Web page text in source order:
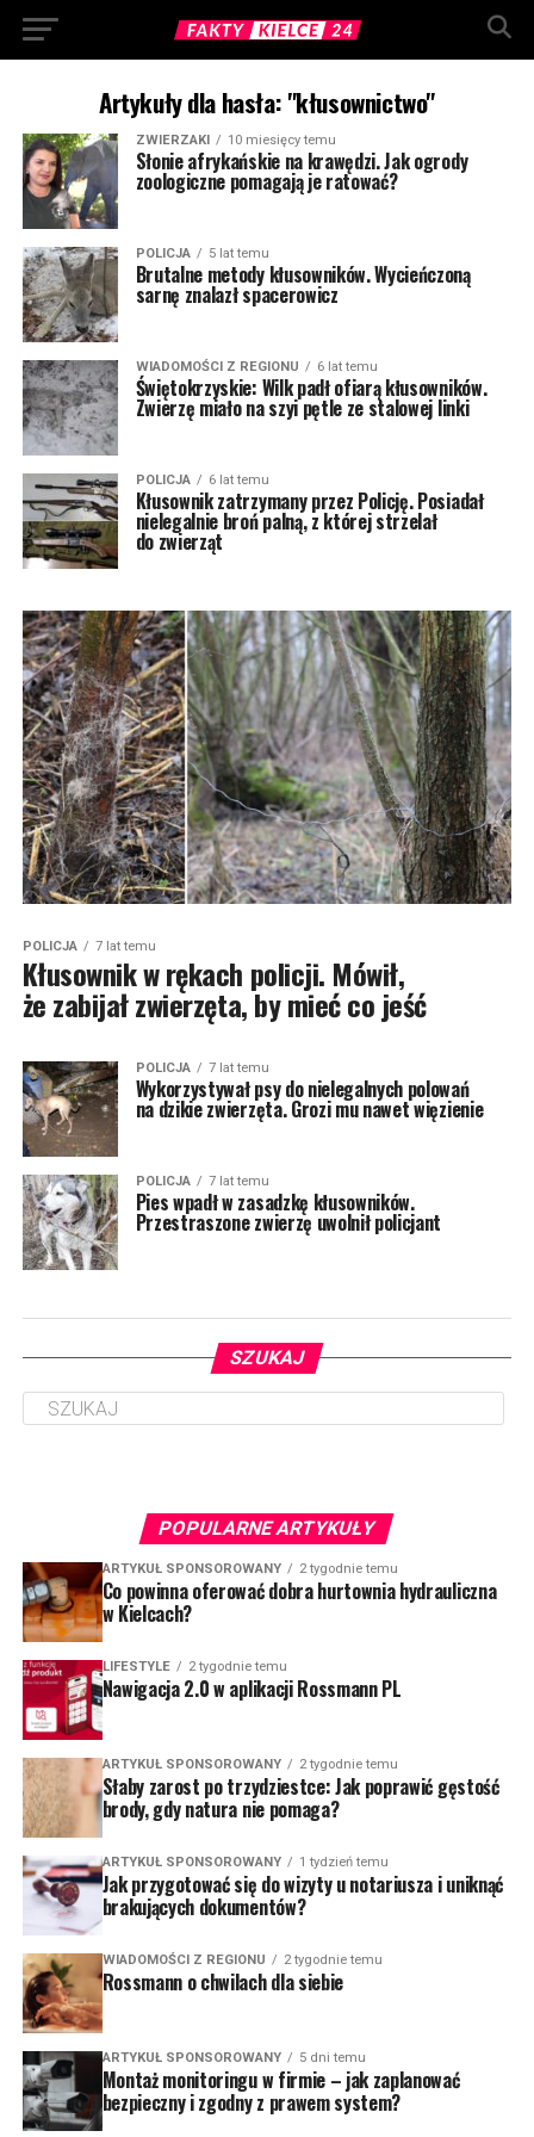
Artykuły dla hasła: "kłusownictwo"
ZWIERZAKI 10 miesięcy temu
Słonie afrykańskie na krawędzi. Jak ogrody
zoologiczne pomagają je ratować?
POLICJA 5 lat temu
Brutalne metody kłusowników. Wycieńczoną
sarnę znalazł spacerowicz
WIADOMOŚCI Z REGIONU 6 lat temu
Świętokrzyskie: Wilk padł ofiarą kłusowników.
Zwierzę miało na szyi pętle ze stalowej linki
POLICJA 6 lat temu
Kłusownik zatrzymany przez Policję. Posiadał
nielegalnie broń palną, z której strzelał
do zwierząt
POLICJA 7 lat temu
Kłusownik w rękach policji. Mówił,
że zabijał zwierzęta, by mieć co jeść
POLICJA 7 lat temu
Wykorzystywał psy do nielegalnych polowań
na dzikie zwierzęta. Grozi mu nawet więzienie
POLICJA 7 lat temu
Pies wpadł w zasadzkę kłusowników.
Przestraszone zwierzę uwolnił policjant
SZUKAJ
POPULARNE ARTYKUŁY
ARTYKUŁ SPONSOROWANY 2 tygodnie temu
Co powinna oferować dobra hurtownia hydrauliczna
w Kielcach?
LIFESTYLE 2 tygodnie temu
Nawigacja 2.0 w aplikacji Rossmann PL
ARTYKUŁ SPONSOROWANY 2 tygodnie temu
Słaby zarost po trzydziestce: Jak poprawić gęstość
brody, gdy natura nie pomaga?
ARTYKUŁ SPONSOROWANY 1 tydzień temu
Jak przygotować się do wizyty u notariusza i uniknąć
brakujących dokumentów?
WIADOMOŚCI Z REGIONU 2 tygodnie temu
Rossmann o chwilach dla siebie
ARTYKUŁ SPONSOROWANY 5 dni temu
Montaż monitoringu w firmie – jak zaplanować
bezpieczny i zgodny z prawem system?